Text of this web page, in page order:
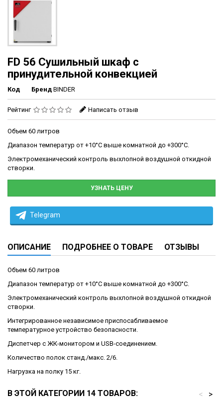
FD 56 Сушильный шкаф с
принудительной конвекцией
Код Бренд BINDER
Рейтинг Написать отзыв
Объем 60 литров
Диапазон температур от +10°С выше комнатной до +300°С.
Электромеханический контроль выхлопной воздушной откидной
створки.
УЗНАТЬ ЦЕНУ
Telegram
ОПИСАНИЕ ПОДРОБНЕЕ О ТОВАРЕ ОТЗЫВЫ
Объем 60 литров
Диапазон температур от +10°С выше комнатной до +300°С.
Электромеханический контроль выхлопной воздушной откидной
створки.
Интегрированное независимое приспосабливаемое
температурное устройство безопасности.
Диспетчер с ЖК-монитором и USB-соединением.
Количество полок станд./макс. 2/6.
Нагрузка на полку 15 кг.
В ЭТОЙ КАТЕГОРИИ 14 ТОВАРОВ: >
<